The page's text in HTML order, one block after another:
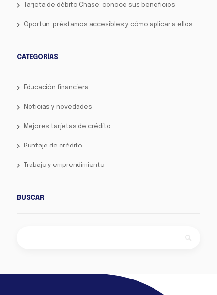
Tarjeta de débito Chase: conoce sus beneficios
Oportun: préstamos accesibles y cómo aplicar a ellos
CATEGORÍAS
Educación financiera
Noticias y novedades
Mejores tarjetas de crédito
Puntaje de crédito
Trabajo y emprendimiento
BUSCAR